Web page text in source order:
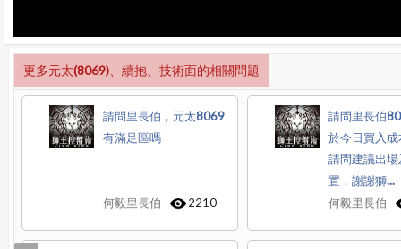
更多元太(8069)、續抱、技術面的相關問題
請問里長伯，元太8069
有滿足區嗎
何毅里長伯 2210
請問里長伯
於今日買入
請問建議出
置，謝謝獅...
何毅里長伯